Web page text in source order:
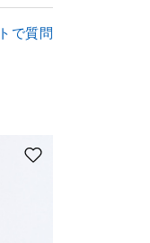
で質問